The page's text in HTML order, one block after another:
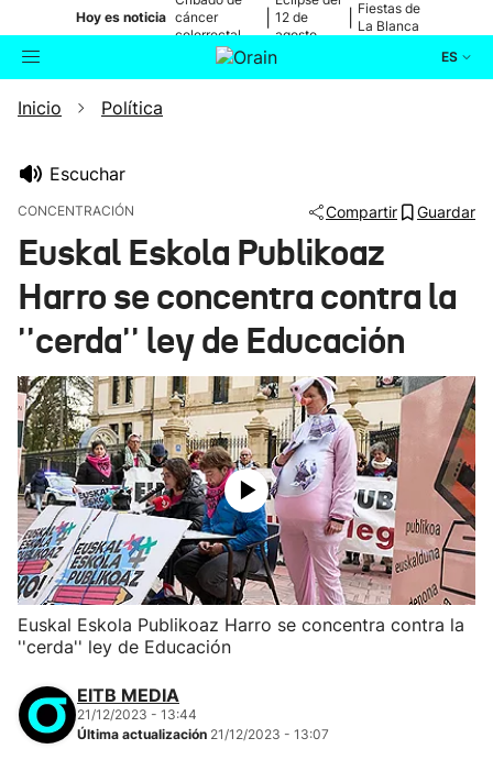
Hoy es noticia cáncer
colorrectal
12 de
agosto
Fiestas de
La Blanca
ES
Buscador
Ikusmiran
Eguraldia
Inicio Política
Escuchar
CONCENTRACIÓN Compartir Guardar
Euskal Eskola Publikoaz
Harro se concentra contra la
''cerda'' ley de Educación
Euskal Eskola Publikoaz Harro se concentra contra la
''cerda'' ley de Educación
EITB MEDIA
21/12/2023 - 13:44
Última actualización 21/12/2023 - 13:07